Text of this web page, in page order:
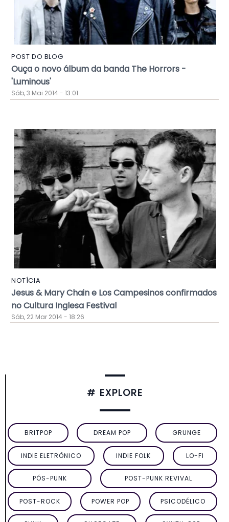
POST DO BLOG
Ouça o novo álbum da banda The Horrors -
'Luminous'
Sáb, 3 Mai 2014 - 13:01
NOTÍCIA
Jesus & Mary Chain e Los Campesinos confirmados
no Cultura Inglesa Festival
Sáb, 22 Mar 2014 - 18:26
# EXPLORE
BRITPOP DREAM POP GRUNGE
INDIE ELETRÔNICO INDIE FOLK LO-FI
PÓS-PUNK POST-PUNK REVIVAL
POST-ROCK POWER POP PSICODÉLICO